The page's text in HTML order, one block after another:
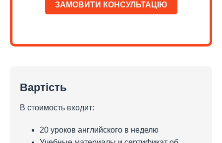
ЗАМОВИТИ КОНСУЛЬТАЦІЮ
Вартість
В стоимость входит:
20 уроков английского в неделю